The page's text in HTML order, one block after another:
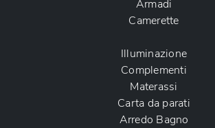
Armadi
Camerette
Illuminazione
Complementi
Materassi
Carta da parati
Arredo Bagno